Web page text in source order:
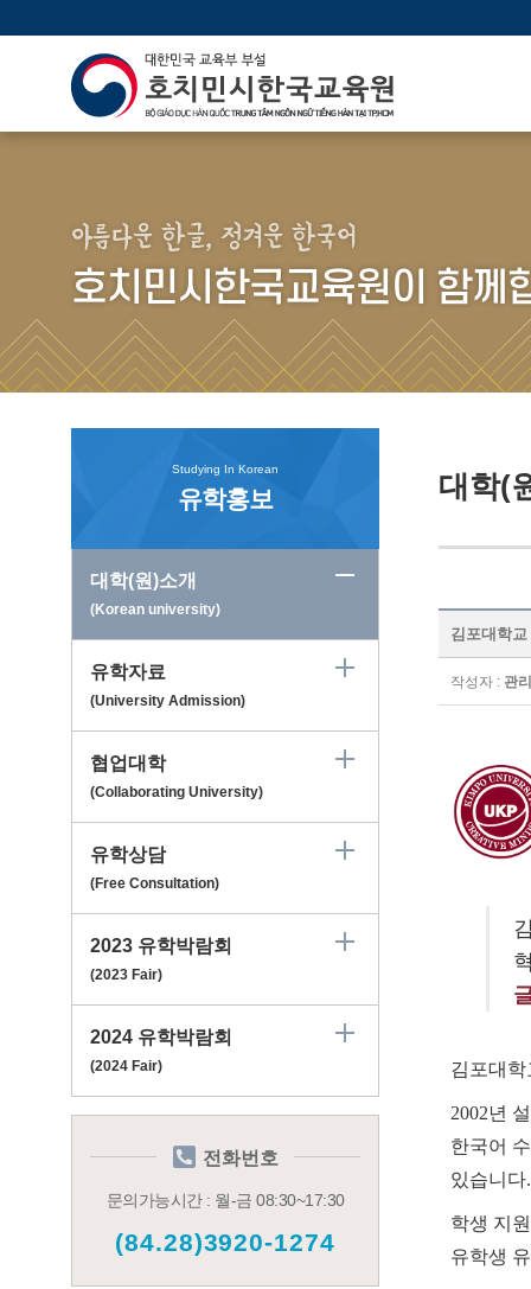
아름다운 한글, 정겨운 한국어
호치민시한국교육원이 함께
Studying In Korean
유학홍보
대학(원)소개
(Korean university)
유학자료
(University Admission)
협업대학
(Collaborating University)
유학상담
(Free Consultation)
2023 유학박람회
(2023 Fair)
2024 유학박람회
(2024 Fair)
전화번호
문의가능시간 : 월-금 08:30~17:30
(84.28)3920-1274
대학(
김포대학
작성자 : 관
김포대
2002년
한국어
있습니다.
학생 지
유학생